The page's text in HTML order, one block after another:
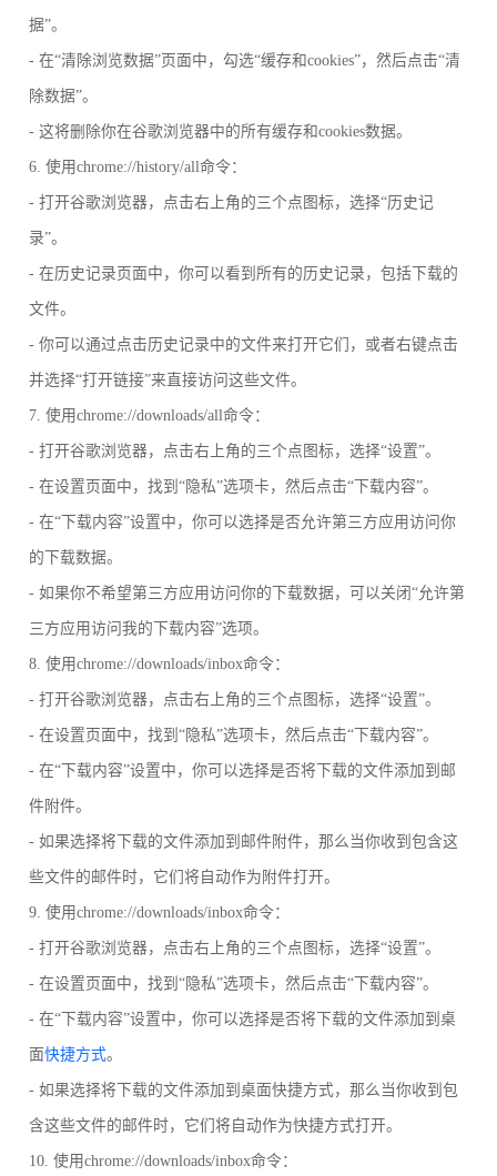
据”。
- 在“清除浏览数据”页面中，勾选“缓存和cookies”，然后点击“清
除数据”。
- 这将删除你在谷歌浏览器中的所有缓存和cookies数据。
6. 使用chrome://history/all命令：
- 打开谷歌浏览器，点击右上角的三个点图标，选择“历史记
录”。
- 在历史记录页面中，你可以看到所有的历史记录，包括下载的
文件。
- 你可以通过点击历史记录中的文件来打开它们，或者右键点击
并选择“打开链接”来直接访问这些文件。
7. 使用chrome://downloads/all命令：
- 打开谷歌浏览器，点击右上角的三个点图标，选择“设置”。
- 在设置页面中，找到“隐私”选项卡，然后点击“下载内容”。
- 在“下载内容”设置中，你可以选择是否允许第三方应用访问你
的下载数据。
- 如果你不希望第三方应用访问你的下载数据，可以关闭“允许第
三方应用访问我的下载内容”选项。
8. 使用chrome://downloads/inbox命令：
- 打开谷歌浏览器，点击右上角的三个点图标，选择“设置”。
- 在设置页面中，找到“隐私”选项卡，然后点击“下载内容”。
- 在“下载内容”设置中，你可以选择是否将下载的文件添加到邮
件附件。
- 如果选择将下载的文件添加到邮件附件，那么当你收到包含这
些文件的邮件时，它们将自动作为附件打开。
9. 使用chrome://downloads/inbox命令：
- 打开谷歌浏览器，点击右上角的三个点图标，选择“设置”。
- 在设置页面中，找到“隐私”选项卡，然后点击“下载内容”。
- 在“下载内容”设置中，你可以选择是否将下载的文件添加到桌
面快捷方式。
- 如果选择将下载的文件添加到桌面快捷方式，那么当你收到包
含这些文件的邮件时，它们将自动作为快捷方式打开。
10. 使用chrome://downloads/inbox命令：